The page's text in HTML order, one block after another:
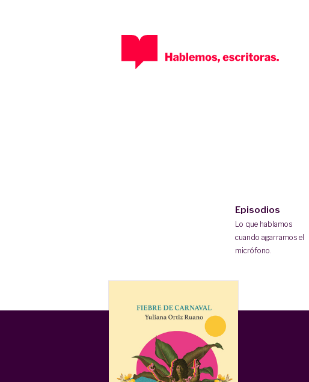
Episodios
Lo que hablamos
cuando agarramos el
micrófono.